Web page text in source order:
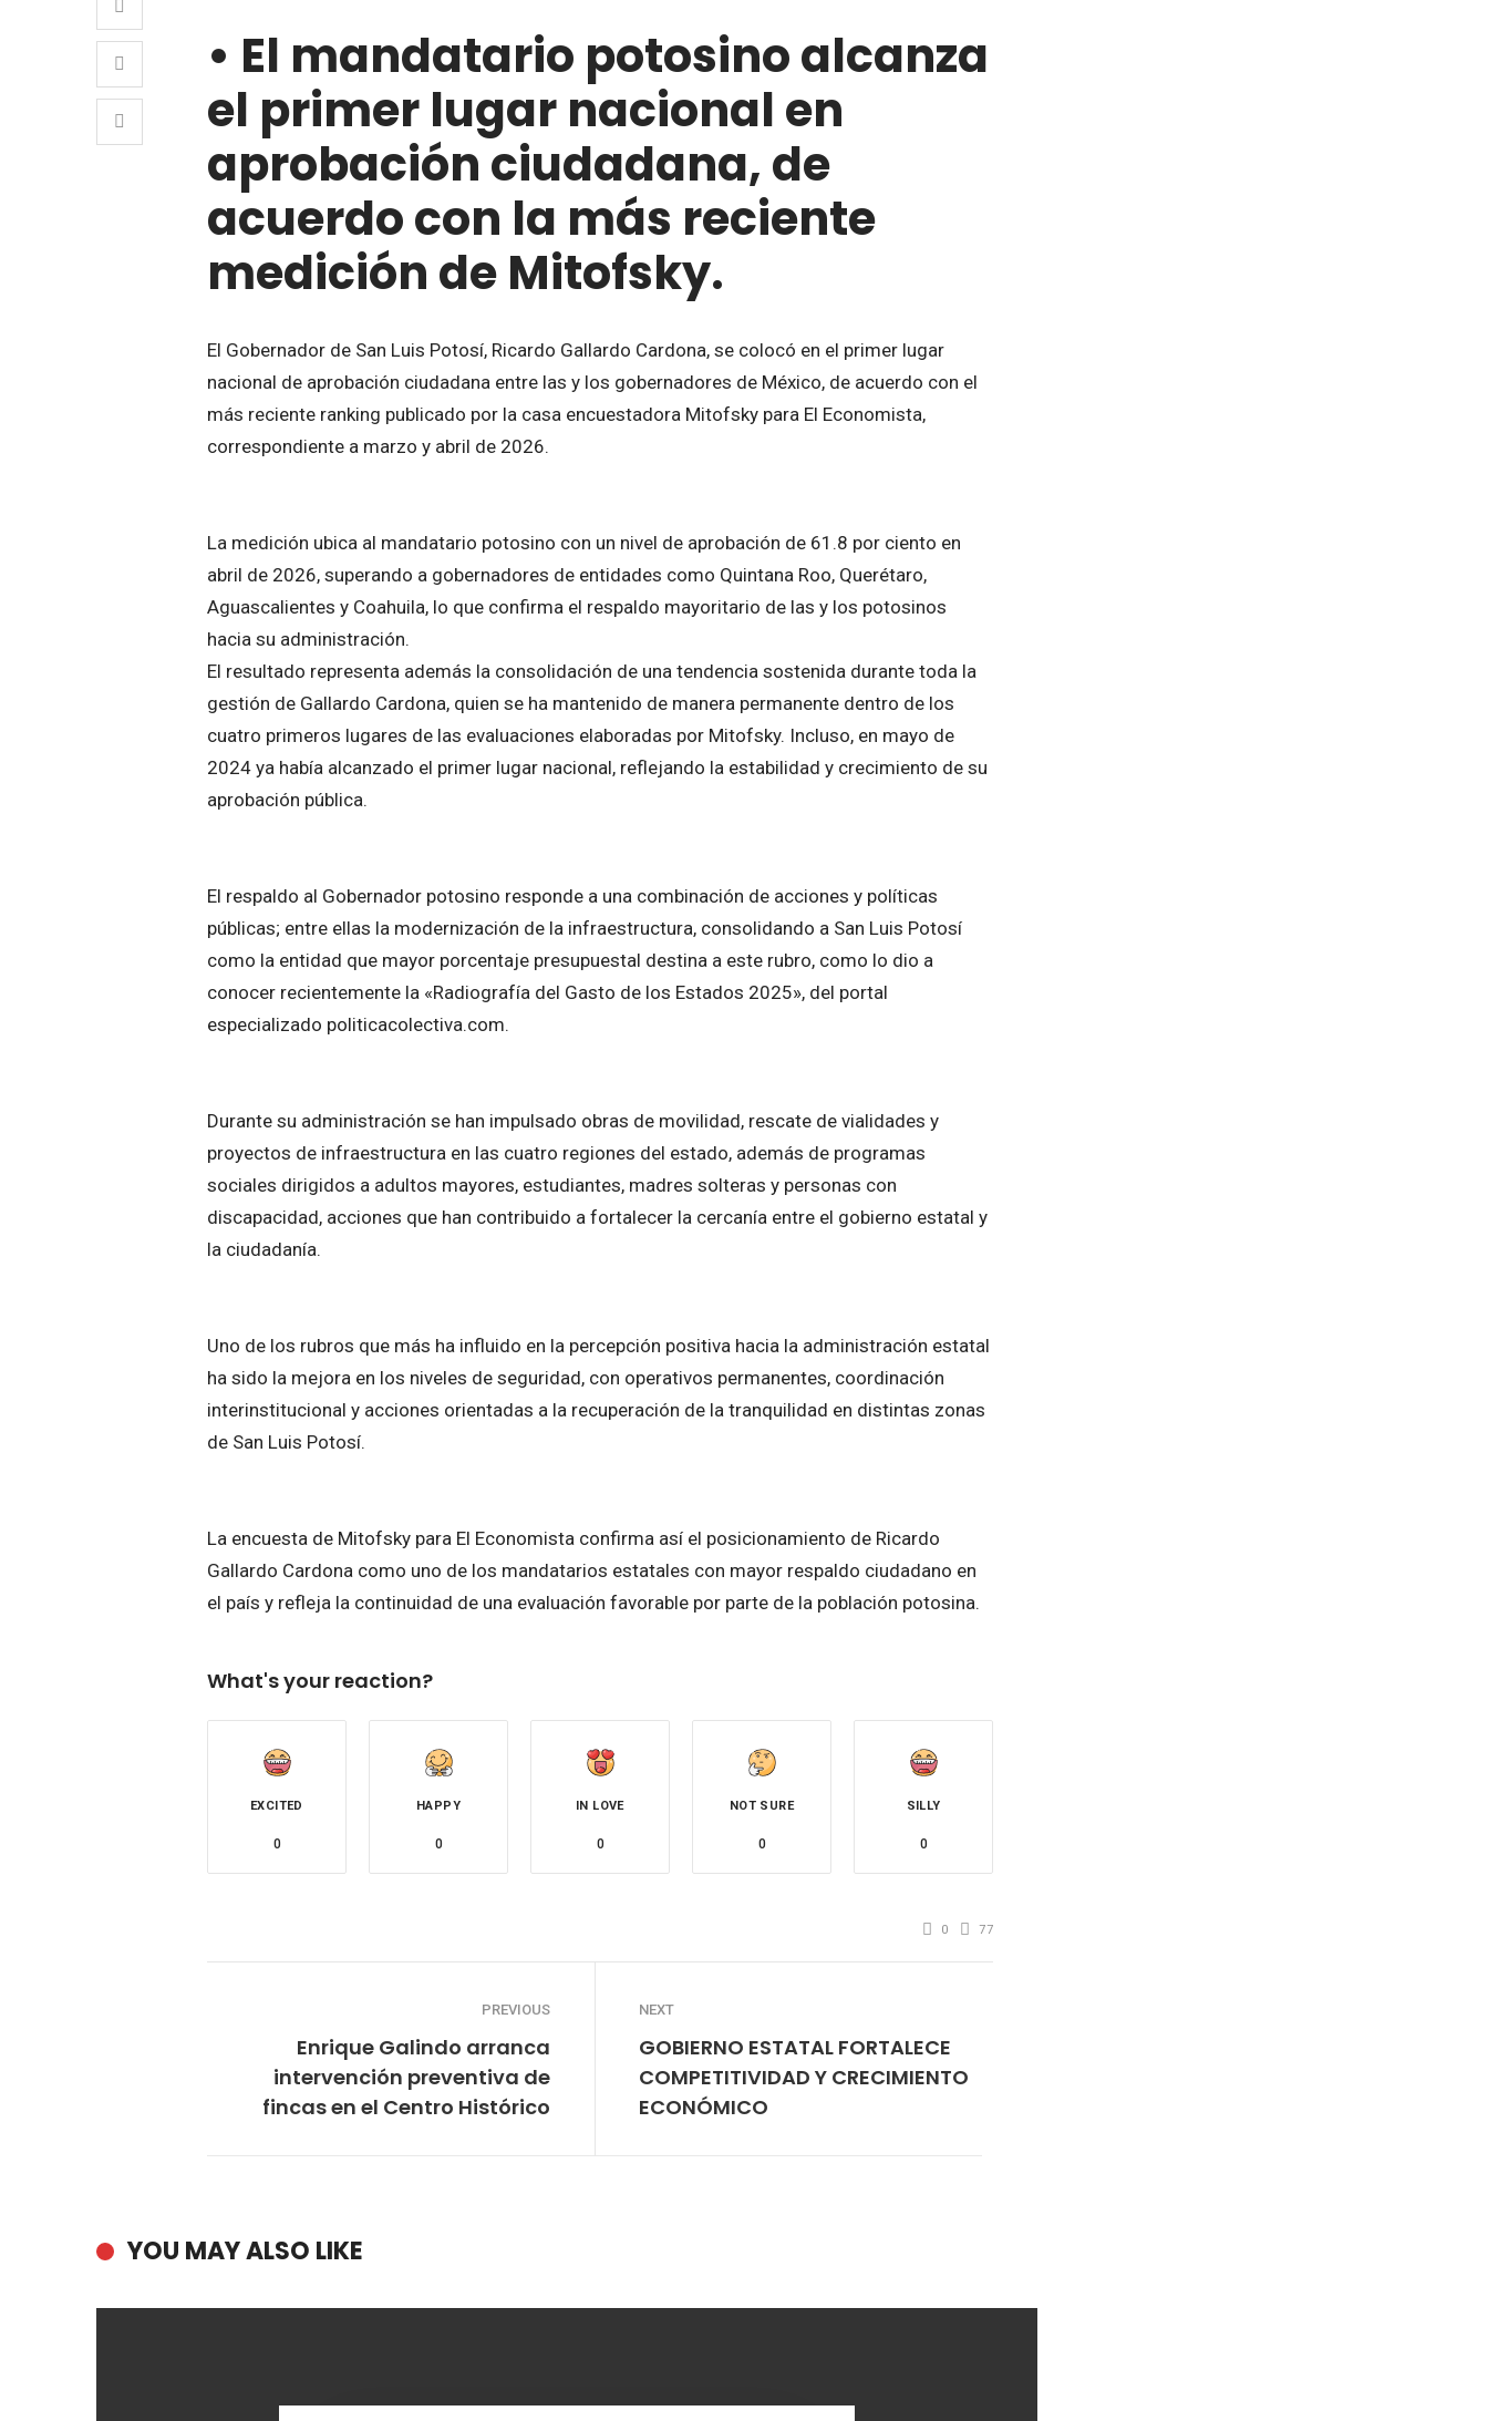
• El mandatario potosino alcanza
el primer lugar nacional en
aprobación ciudadana, de
acuerdo con la más reciente
medición de Mitofsky.
El Gobernador de San Luis Potosí, Ricardo Gallardo Cardona, se colocó en el primer lugar
nacional de aprobación ciudadana entre las y los gobernadores de México, de acuerdo con el
más reciente ranking publicado por la casa encuestadora Mitofsky para El Economista,
correspondiente a marzo y abril de 2026.
La medición ubica al mandatario potosino con un nivel de aprobación de 61.8 por ciento en
abril de 2026, superando a gobernadores de entidades como Quintana Roo, Querétaro,
Aguascalientes y Coahuila, lo que confirma el respaldo mayoritario de las y los potosinos
hacia su administración.
El resultado representa además la consolidación de una tendencia sostenida durante toda la
gestión de Gallardo Cardona, quien se ha mantenido de manera permanente dentro de los
cuatro primeros lugares de las evaluaciones elaboradas por Mitofsky. Incluso, en mayo de
2024 ya había alcanzado el primer lugar nacional, reflejando la estabilidad y crecimiento de su
aprobación pública.
El respaldo al Gobernador potosino responde a una combinación de acciones y políticas
públicas; entre ellas la modernización de la infraestructura, consolidando a San Luis Potosí
como la entidad que mayor porcentaje presupuestal destina a este rubro, como lo dio a
conocer recientemente la «Radiografía del Gasto de los Estados 2025», del portal
especializado politicacolectiva.com.
Durante su administración se han impulsado obras de movilidad, rescate de vialidades y
proyectos de infraestructura en las cuatro regiones del estado, además de programas
sociales dirigidos a adultos mayores, estudiantes, madres solteras y personas con
discapacidad, acciones que han contribuido a fortalecer la cercanía entre el gobierno estatal y
la ciudadanía.
Uno de los rubros que más ha influido en la percepción positiva hacia la administración estatal
ha sido la mejora en los niveles de seguridad, con operativos permanentes, coordinación
interinstitucional y acciones orientadas a la recuperación de la tranquilidad en distintas zonas
de San Luis Potosí.
La encuesta de Mitofsky para El Economista confirma así el posicionamiento de Ricardo
Gallardo Cardona como uno de los mandatarios estatales con mayor respaldo ciudadano en
el país y refleja la continuidad de una evaluación favorable por parte de la población potosina.
What's your reaction?
EXCITED
0
HAPPY
0
IN LOVE
0
NOT SURE
0
SILLY
0
0 77
PREVIOUS
Enrique Galindo arranca
intervención preventiva de
fincas en el Centro Histórico
NEXT
GOBIERNO ESTATAL FORTALECE
COMPETITIVIDAD Y CRECIMIENTO
ECONÓMICO
YOU MAY ALSO LIKE